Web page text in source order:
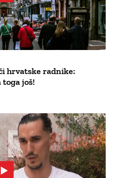
hrvatske radnike:
još!